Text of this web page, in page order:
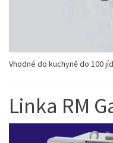
Vhodné do kuchyně do 100
Linka RM